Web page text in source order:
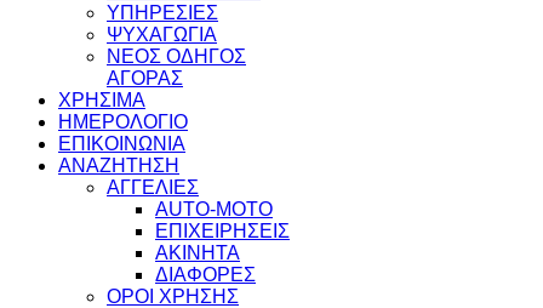
ΥΠΗΡΕΣΙΕΣ
ΨΥΧΑΓΩΓΙΑ
ΝΕΟΣ ΟΔΗΓΟΣ
ΑΓΟΡΑΣ
ΧΡΗΣΙΜΑ
ΗΜΕΡΟΛΟΓΙΟ
ΕΠΙΚΟΙΝΩΝΙΑ
ΑΝΑΖΗΤΗΣΗ
ΑΓΓΕΛΙΕΣ
AUTO-MOTO
ΕΠΙΧΕΙΡΗΣΕΙΣ
ΑΚΙΝΗΤΑ
ΔΙΑΦΟΡΕΣ
ΟΡΟΙ ΧΡΗΣΗΣ